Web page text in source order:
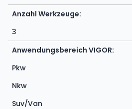
Anzahl Werkzeuge:
3
Anwendungsbereich VIGOR:
Pkw
Nkw
Suv/Van